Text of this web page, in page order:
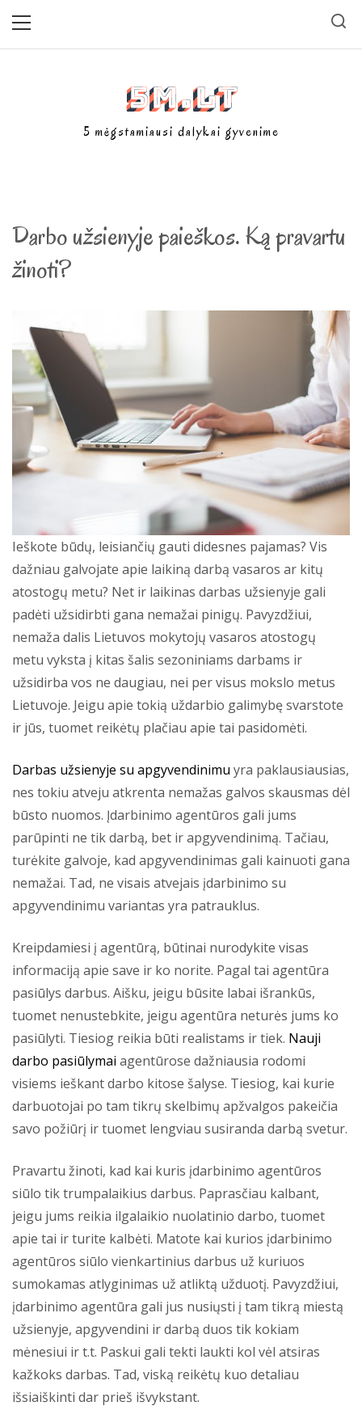
5m.lt
5 mėgstamiausi dalykai gyvenime
Darbo užsienyje paieškos. Ką pravartu
žinoti?
Ieškote būdų, leisiančių gauti didesnes pajamas? Vis
dažniau galvojate apie laikiną darbą vasaros ar kitų
atostogų metu? Net ir laikinas darbas užsienyje gali
padėti užsidirbti gana nemažai pinigų. Pavyzdžiui,
nemaža dalis Lietuvos mokytojų vasaros atostogų
metu vyksta į kitas šalis sezoniniams darbams ir
užsidirba vos ne daugiau, nei per visus mokslo metus
Lietuvoje. Jeigu apie tokią uždarbio galimybę svarstote
ir jūs, tuomet reikėtų plačiau apie tai pasidomėti.
Darbas užsienyje su apgyvendinimu yra paklausiausias,
nes tokiu atveju atkrenta nemažas galvos skausmas dėl
būsto nuomos. Įdarbinimo agentūros gali jums
parūpinti ne tik darbą, bet ir apgyvendinimą. Tačiau,
turėkite galvoje, kad apgyvendinimas gali kainuoti gana
nemažai. Tad, ne visais atvejais įdarbinimo su
apgyvendinimu variantas yra patrauklus.
Kreipdamiesi į agentūrą, būtinai nurodykite visas
informaciją apie save ir ko norite. Pagal tai agentūra
pasiūlys darbus. Aišku, jeigu būsite labai išrankūs,
tuomet nenustebkite, jeigu agentūra neturės jums ko
pasiūlyti. Tiesiog reikia būti realistams ir tiek. Nauji
darbo pasiūlymai agentūrose dažniausia rodomi
visiems ieškant darbo kitose šalyse. Tiesiog, kai kurie
darbuotojai po tam tikrų skelbimų apžvalgos pakeičia
savo požiūrį ir tuomet lengviau susiranda darbą svetur.
Pravartu žinoti, kad kai kuris įdarbinimo agentūros
siūlo tik trumpalaikius darbus. Paprasčiau kalbant,
jeigu jums reikia ilgalaikio nuolatinio darbo, tuomet
apie tai ir turite kalbėti. Matote kai kurios įdarbinimo
agentūros siūlo vienkartinius darbus už kuriuos
sumokamas atlyginimas už atliktą užduotį. Pavyzdžiui,
įdarbinimo agentūra gali jus nusiųsti į tam tikrą miestą
užsienyje, apgyvendini ir darbą duos tik kokiam
mėnesiui ir t.t. Paskui gali tekti laukti kol vėl atsiras
kažkoks darbas. Tad, viską reikėtų kuo detaliau
išsiaiškinti dar prieš išvykstant.